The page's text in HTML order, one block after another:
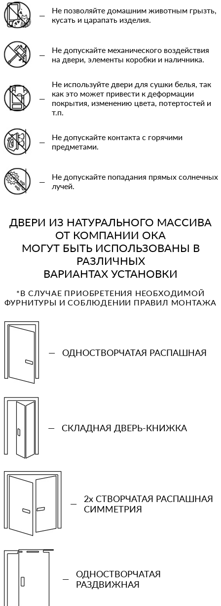
—
Не позволяйте домашним животным грызть,
кусать и царапать изделия.
—
Не допускайте механического воздействия
на двери, элементы коробки и наличника.
—
Не используйте двери для сушки белья, так
как это может привести к деформации
покрытия, изменению цвета, потертостей и
т.п.
—
Не допускайте контакта с горячими
предметами.
—
Не допускайте попадания прямых солнечных
лучей.
ДВЕРИ ИЗ НАТУРАЛЬНОГО МАССИВА
ОТ КОМПАНИИ ОКА
МОГУТ БЫТЬ ИСПОЛЬЗОВАНЫ В
РАЗЛИЧНЫХ
ВАРИАНТАХ УСТАНОВКИ
*В СЛУЧАЕ ПРИОБРЕТЕНИЯ НЕОБХОДИМОЙ
ФУРНИТУРЫ И СОБЛЮДЕНИИ ПРАВИЛ МОНТАЖА
— ОДНОСТВОРЧАТАЯ РАСПАШНАЯ
— СКЛАДНАЯ ДВЕРЬ-КНИЖКА
—
2x СТВОРЧАТАЯ РАСПАШНАЯ
СИММЕТРИЯ
—
ОДНОСТВОРЧАТАЯ
РАЗДВИЖНАЯ
+7 (931) 913-51-83